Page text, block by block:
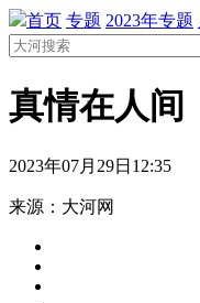
首页 专题 2023年专题
真情在人间
2023年07月29日12:35
来源：大河网